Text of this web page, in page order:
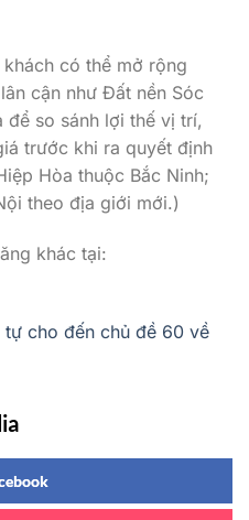
có thể mở rộng
cận như Đất nền Sóc
để so sánh lợi thế vị trí,
trước khi ra quyết định
Hòa thuộc Bắc Ninh;
theo địa giới mới.)
khác tại:
cho đến chủ đề 60 về